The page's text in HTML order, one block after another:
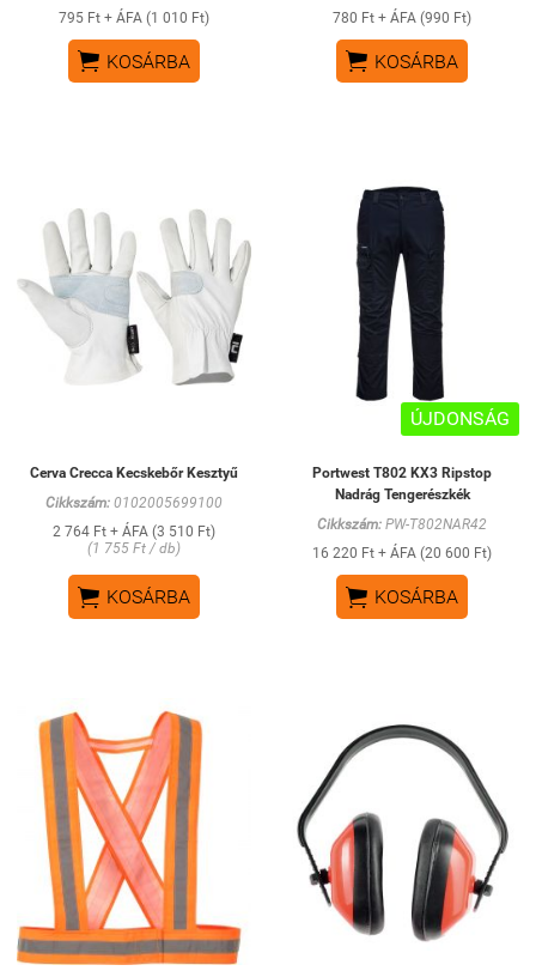
795 Ft + ÁFA (1 010 Ft)
 KOSÁRBA
780 Ft + ÁFA (990 Ft)
 KOSÁRBA
Cerva Crecca Kecskebőr Kesztyű
Cikkszám: 0102005699100
2 764 Ft + ÁFA (3 510 Ft)
(1 755 Ft / db)
 KOSÁRBA
ÚJDONSÁG
Portwest T802 KX3 Ripstop
Nadrág Tengerészkék
Cikkszám: PW-T802NAR42
16 220 Ft + ÁFA (20 600 Ft)
 KOSÁRBA